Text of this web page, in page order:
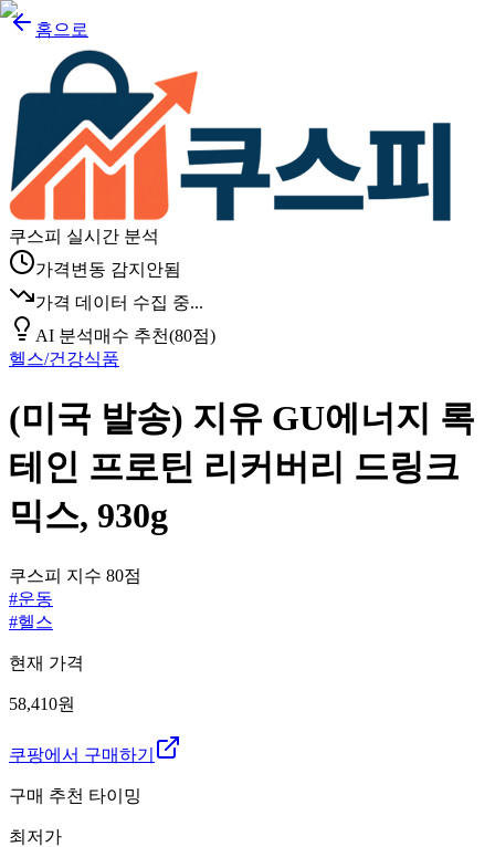
홈으로
쿠스피 실시간 분석
가격변동 감지안됨
가격 데이터 수집 중...
AI 분석매수 추천(80점)
헬스/건강식품
(미국 발송) 지유 GU에너지 록
테인 프로틴 리커버리 드링크
믹스, 930g
쿠스피 지수 80점
#운동
#헬스
현재 가격
58,410원
쿠팡에서 구매하기
구매 추천 타이밍
최저가